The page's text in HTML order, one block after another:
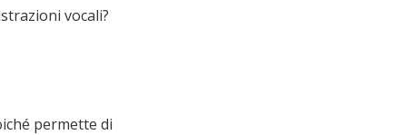
vocali?
permette di